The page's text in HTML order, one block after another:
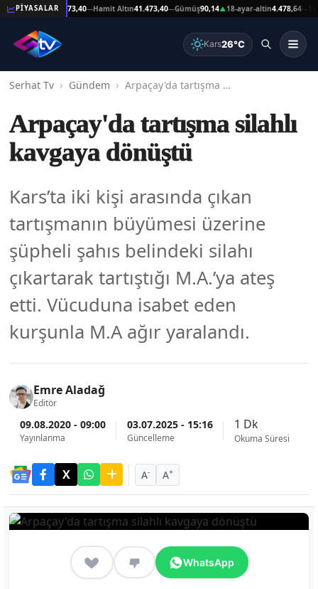
PİYASALAR
Reşat Altın41.473,40—Hamit Altın41.473,40—Gümüş90,14▲18-ayar-altin4.478,64—14-
Kars26°C
Serhat Tv Gündem Arpaçay'da tartışma silahlı kavgaya dönüştü
Arpaçay'da tartışma silahlı
kavgaya dönüştü
Kars’ta iki kişi arasında çıkan
tartışmanın büyümesi üzerine
şüpheli şahıs belindeki silahı
çıkartarak tartıştığı M.A.’ya ateş
etti. Vücuduna isabet eden
kurşunla M.A ağır yaralandı.
Emre Aladağ
Editör
09.08.2020 - 09:00
Yayınlanma
03.07.2025 - 15:16
Güncelleme
1 Dk
Okuma Süresi
A- A+
WhatsApp